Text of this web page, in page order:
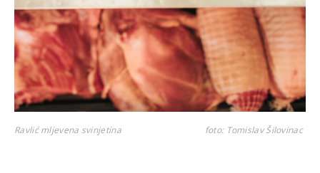
Ravlić mljevena svinjetina foto: Tomislav Šilovinac